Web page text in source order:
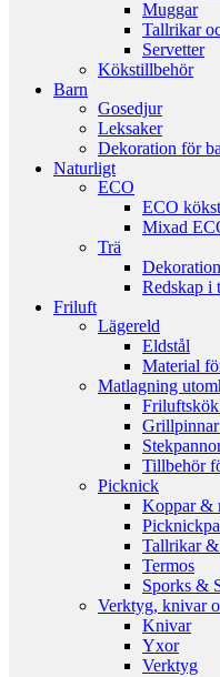
Muggar
Tallrikar
Servetter
Kökstillbehör
Barn
Gosedjur
Leksaker
Dekoration för
Naturligt
ECO
ECO
Mixad
Trä
Redskap i
Friluft
Lägereld
Eldstål
Material
Matlagning
Tillbehör
Picknick
Koppar &
Tallrikar &
Termos
Sporks &
Verktyg, knivar
Knivar
Yxor
Verktyg